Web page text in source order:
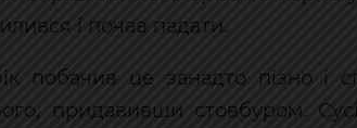
і почав падати.
побачив це занадто пізно і
придавивши стовбуром.